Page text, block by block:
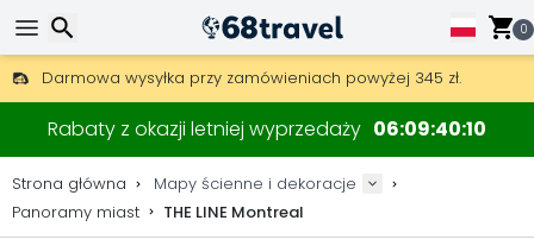
0
Darmowa wysyłka przy zamówieniach powyżej 345 zł.
30 dni na zwrot, 90 dni na drewniane mapy i dekoracje.
Oryginalny producent map i dekoracji.
Rabaty z okazji letniej wyprzedaży 06094009
Strona główna
Mapy ścienne i dekoracje
Panoramy miast
THE LINE Montreal
Wyszukaj